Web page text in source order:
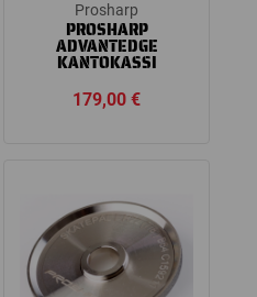
Prosharp
PROSHARP
ADVANTEDGE
KANTOKASSI
179,00€